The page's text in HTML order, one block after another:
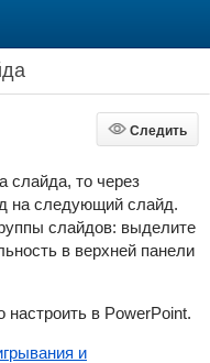
Следить
Следить
слайда, то через
на следующий слайд.
слайдов: выделите
в верхней панели
в PowerPoint.
и